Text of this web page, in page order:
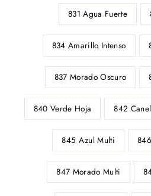
831 Agua Fuerte
834 Amarillo Intenso
837 Morado Oscuro
840 Verde Hoja 842
845 Azul Multi
847 Morado Multi